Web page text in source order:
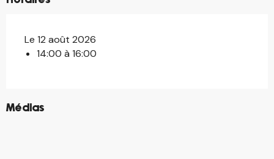
Le 12 août 2026
14:00 à 16:00
Médias
©
©